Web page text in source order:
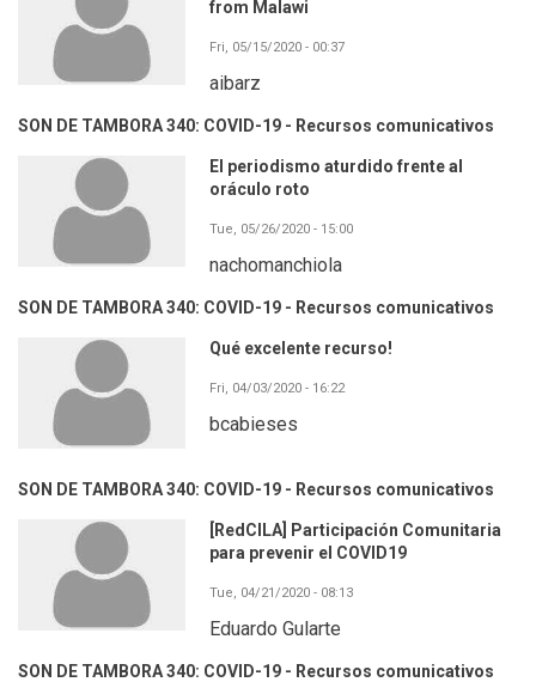
from Malawi
Fri, 05/15/2020 - 00:37
aibarz
SON DE TAMBORA 340: COVID-19 - Recursos comunicativos
El periodismo aturdido frente al
oráculo roto
Tue, 05/26/2020 - 15:00
nachomanchiola
SON DE TAMBORA 340: COVID-19 - Recursos comunicativos
Qué excelente recurso!
Fri, 04/03/2020 - 16:22
bcabieses
SON DE TAMBORA 340: COVID-19 - Recursos comunicativos
[RedCILA] Participación Comunitaria
para prevenir el COVID19
Tue, 04/21/2020 - 08:13
Eduardo Gularte
SON DE TAMBORA 340: COVID-19 - Recursos comunicativos